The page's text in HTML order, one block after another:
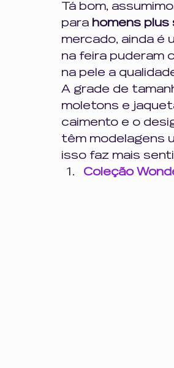
Tá bom,
para homens plus
mercado, ainda é
na feira puderam
na pele a
A grade de
moletons e
caimento e o
têm modelagens
isso faz mais
Coleção